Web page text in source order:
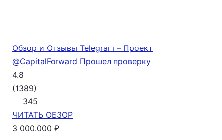
Обзор и Отзывы Telegram – Проект
@CapitalForward Прошел проверку
4.8
(1389)
345
ЧИТАТЬ ОБЗОР
3 000.000 ₽